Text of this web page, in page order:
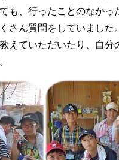
も、行ったことのなか
さん質問をしていました。
えていただいたり、自